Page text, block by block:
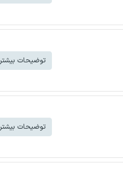
توضیحات بیشتر
توضیحات بیشتر